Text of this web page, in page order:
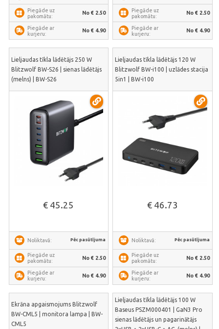
Piegāde uz
pakomātu:
No € 2.50
Piegāde ar
kurjeru:
No € 4.90
Piegāde uz
pakomātu:
No € 2.50
Piegāde ar
kurjeru:
No € 4.90
Lieljaudas tīkla lādētājs 250 W
Blitzwolf BW-S26 | sienas lādētājs
(melns) | BW-S26
€ 45.25
Noliktavā: Pēc pasūtījuma
Piegāde uz
pakomātu:
No € 2.50
Piegāde ar
kurjeru:
No € 4.90
Lieljaudas tīkla lādētājs 120 W
Blitzwolf BW-i100 | uzlādes stacija
5in1 | BW-i100
€ 46.73
Noliktavā: Pēc pasūtījuma
Piegāde uz
pakomātu:
No € 2.50
Piegāde ar
kurjeru:
No € 4.90
Ekrāna apgaismojums Blitzwolf
BW-CML5 | monitora lampa | BW-
CML5
Lieljaudas tīkla lādētājs 100 W
Baseus PSZM000401 | GaN3 Pro
sienas lādētājs un pagarinātājs